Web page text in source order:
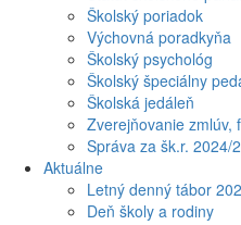
Školský poriadok
Výchovná poradkyňa
Školský psychológ
Školský špeciálny
Školská jedáleň
Zverejňovanie zmlúv,
Správa za šk.r. 2024/
Aktuálne
Letný denný tábor
Deň školy a rodiny